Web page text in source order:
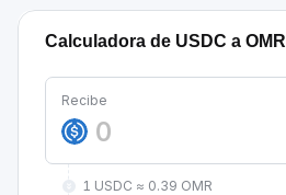
Calculadora de USDC a OMR
Recibe
1 USDC ≈ 0.39 OMR